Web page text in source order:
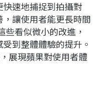
速地捕捉到拍攝對
讓使用者能更長時間
看似微小的改進，
到整體體驗的提升。
展現蘋果對使用者體